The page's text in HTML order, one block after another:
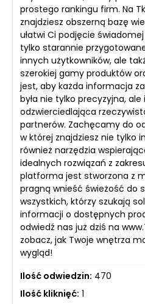
prostego rankingu firm. Na
znajdziesz obszerną bazę
ułatwi Ci podjęcie
tylko starannie
innych użytkowników, ale
szerokiej gamy produktów
jest, aby każda informacja
była nie tylko precyzyjna,
odzwierciedlająca
partnerów. Zachęcamy do
w której znajdziesz nie tylko
również narzędzia
idealnych rozwiązań z
platforma jest stworzona z
pragną wnieść świeżość do
wszystkich, którzy szukają
informacji o dostępnych
odwiedź nas już dziś na
zobacz, jak Twoje wnętrza
wygląd!
Ilość odwiedzin: 470
Ilość kliknięć: 1